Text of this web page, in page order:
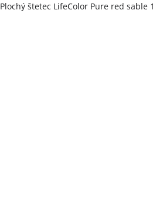
Plochý štetec LifeColor Pure red sable 1